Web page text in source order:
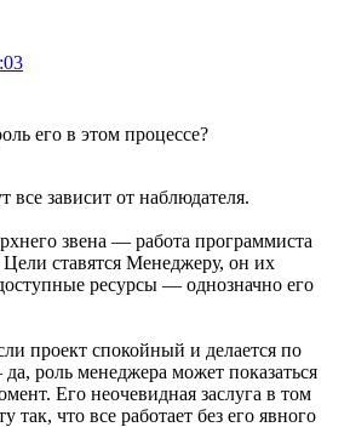
его в этом процессе?
все зависит от наблюдателя.
звена — работа программиста
ставятся Менеджеру, он их
ресурсы — однозначно его
проект спокойный и делается по
роль менеджера может показаться
Его неочевидная заслуга в том
так, что все работает без его явного